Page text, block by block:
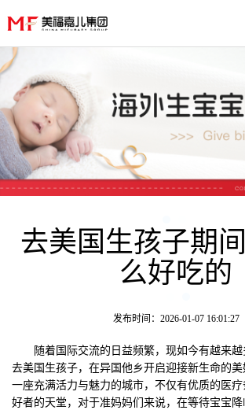
子
优
势
服
务
流
月
子
成
去美国生孩子期
么好吃的
发布时间：2026-01-07 16:01:27
随着国际交流的日益频繁，现如今有越来越
去美国生孩子，在异国他乡开启迎接新生命的
一座充满活力与魅力的城市，不仅有优质的医
好者的天堂，对于准妈妈们来说，在等待宝宝